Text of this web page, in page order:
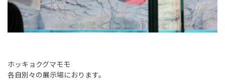
ホッキョクグマモモ
各自別々の展示場におります。